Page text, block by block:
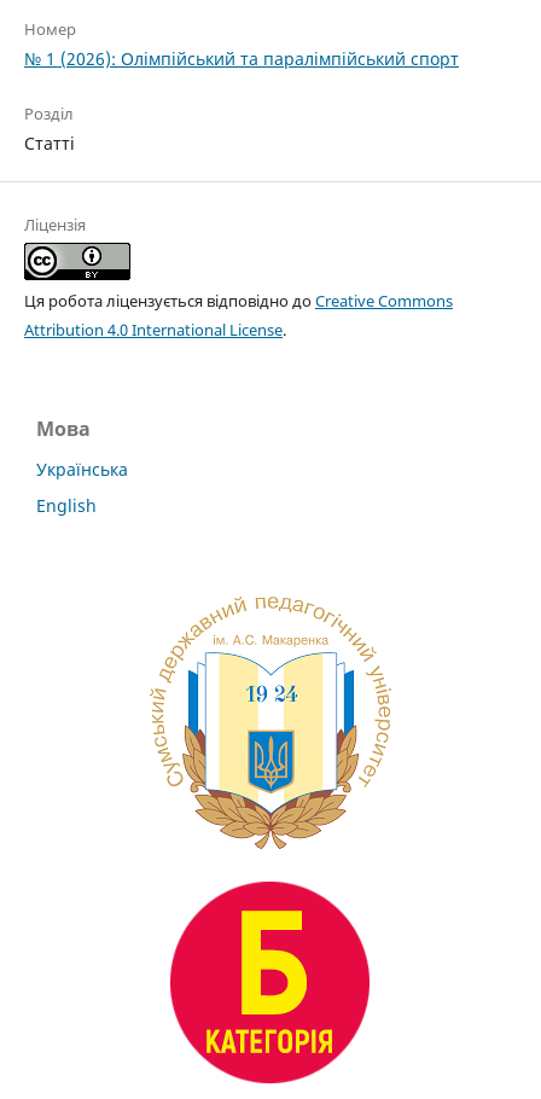
Номер
№ 1 (2026): Олімпійський та паралімпійський спорт
Розділ
Статті
Ліцензія
Ця робота ліцензується відповідно доCreative Commons
Attribution 4.0 International License.
Мова
Українська
English